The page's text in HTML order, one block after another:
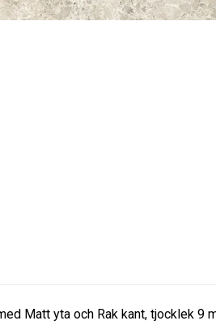
Matt yta och Rak kant, tjocklek